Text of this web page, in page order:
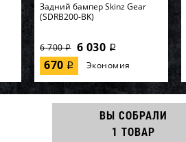
Задний бампер Skinz Gear
(SDRB200-BK)
6 700i 6 030 i
670 i Экономия
ВЫ СОБРАЛИ
1 ТОВАР